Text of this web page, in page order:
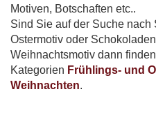
Motiven, Botschaften etc..
Sind Sie auf der Suche nach
Ostermotiv oder
Weihnachtsmotiv dann
Kategorien Frühlings- und
Weihnachten.